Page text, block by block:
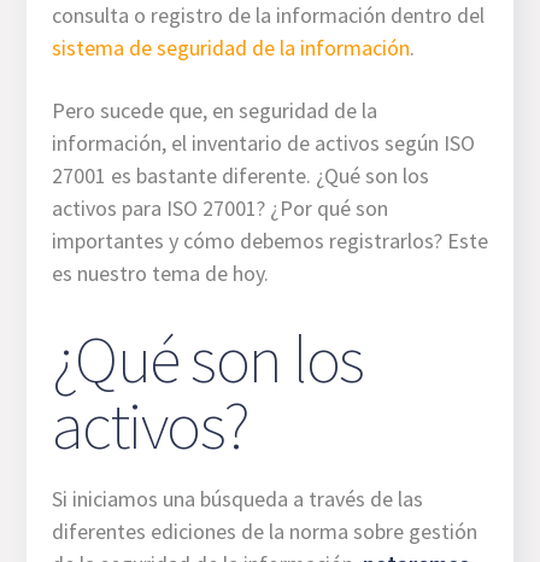
consulta o registro de la información dentro del
sistema de seguridad de la información.
Pero sucede que, en seguridad de la
información, el inventario de activos según ISO
27001 es bastante diferente. ¿Qué son los
activos para ISO 27001? ¿Por qué son
importantes y cómo debemos registrarlos? Este
es nuestro tema de hoy.
¿Qué son los
activos?
Si iniciamos una búsqueda a través de las
diferentes ediciones de la norma sobre gestión